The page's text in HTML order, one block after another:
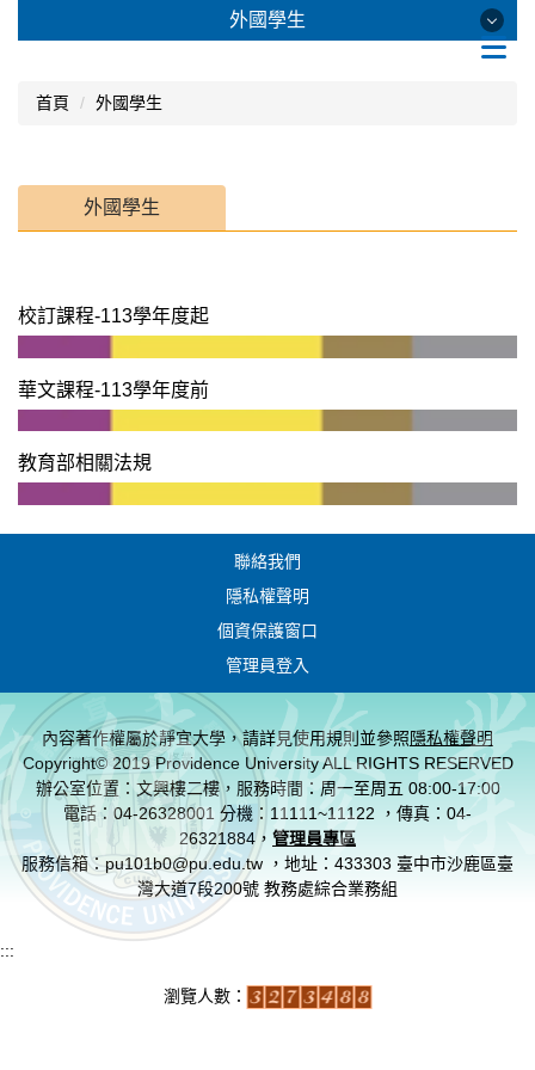
到
外國學生
外國學生
華文課程-113學年度前
首頁 外國學生
外國學生
校訂課程-113學年度起
華文課程-113學年度前
教育部相關法規
瀏覽人數：
聯絡我們
隱私權聲明
個資保護窗口
管理員登入
內容著作權屬於靜宜大學，請詳見使用規則並參照隱私權聲明
Copyright© 2019 Providence University ALL RIGHTS RESERVED
辦公室位置：文興樓二樓，服務時間：周一至周五 08:00-17:00
電話：04-26328001 分機：11111~11122 ，傳真：04-
26321884， 管理員專區
服務信箱：pu101b0@pu.edu.tw ，地址：433303 臺中市沙鹿區臺
灣大道7段200號 教務處綜合業務組
:::